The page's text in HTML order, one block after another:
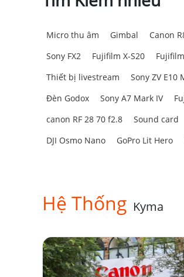
Micro thu âm Gimbal Canon
Sony FX2
Fujifilm X-S20
Thiết bị livestream
Sony ZV E10
Đèn Godox
Sony A7 Mark IV
canon RF 28 70 f2.8
Sound card
DJI Osmo Nano
GoPro Lit Hero
Hệ Thống Kyma